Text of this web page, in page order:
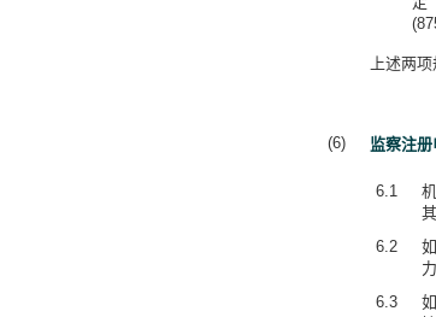
上述两
监察注
6.1
6.2
6.3